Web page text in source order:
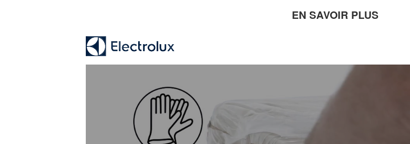
EN SAVOIR PLUS